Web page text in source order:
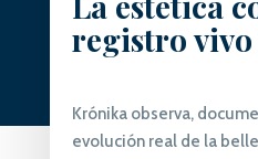
registro
Krónika observa,
evolución real de la